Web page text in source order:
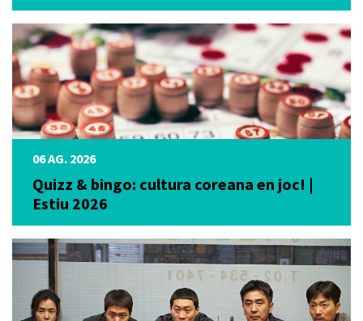
06 AG. 2026
Quizz & bingo: cultura coreana en joc! |
Estiu 2026